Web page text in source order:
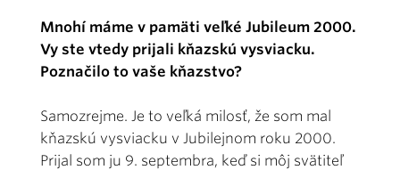
Mnohí máme v pamäti veľké Jubileum 2000.
Vy ste vtedy prijali kňazskú vysviacku.
Poznačilo to vaše kňazstvo?
Samozrejme. Je to veľká milosť, že som mal
kňazskú vysviacku v Jubilejnom roku 2000.
Prijal som ju 9. septembra, keď si môj svätiteľ